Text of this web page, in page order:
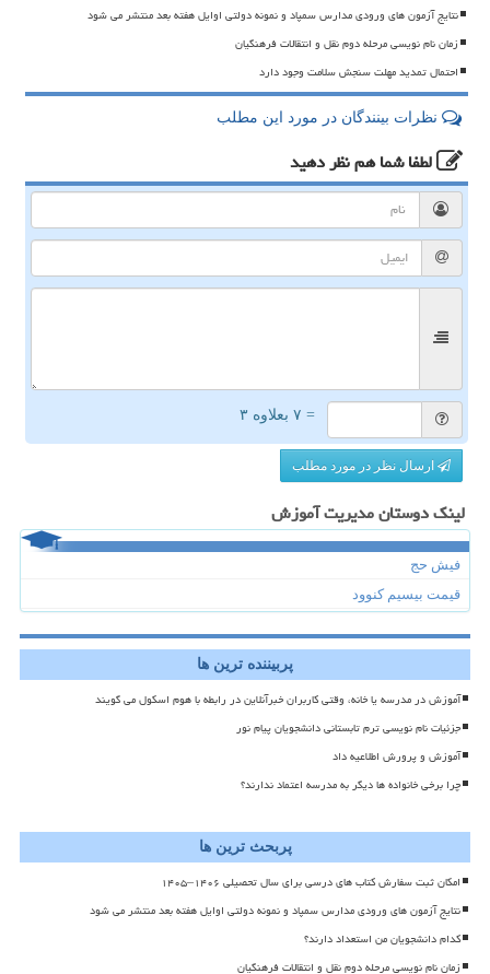
نتایج آزمون های ورودی مدارس سمپاد و نمونه دولتی اوایل هفته بعد منتشر می شود
زمان نام نویسی مرحله دوم نقل و انتقالات فرهنگیان
احتمال تمدید مهلت سنجش سلامت وجود دارد
نظرات بینندگان در مورد این مطلب
لطفا شما همنظر دهید
= ۷ بعلاوه ۳
ارسال نظر در مورد مطلب
لینک دوستان مدیریت آموزش
فیش حج
قیمت بیسیم کنوود
پربیننده ترین ها
آموزش در مدرسه یا خانه، وقتی کاربران خبرآنلاین در رابطه با هوم اسکول می گویند
جزئیات نام نویسی ترم تابستانی دانشجویان پیام نور
آموزش و پرورش اطلاعیه داد
چرا برخی خانواده ها دیگر به مدرسه اعتماد ندارند؟
پربحث ترین ها
امکان ثبت سفارش کتاب های درسی برای سال تحصیلی ۱۴۰۶–۱۴۰۵
نتایج آزمون های ورودی مدارس سمپاد و نمونه دولتی اوایل هفته بعد منتشر می شود
کدام دانشجویان من استعداد دارند؟
زمان نام نویسی مرحله دوم نقل و انتقالات فرهنگیان